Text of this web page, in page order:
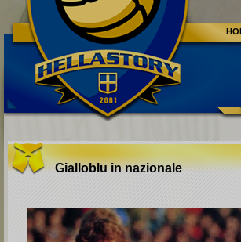
Gialloblu in nazionale